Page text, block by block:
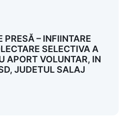
PRESĂ – INFIINTARE
SELECTIVA A
APORT VOLUNTAR, IN
JUDETUL SALAJ